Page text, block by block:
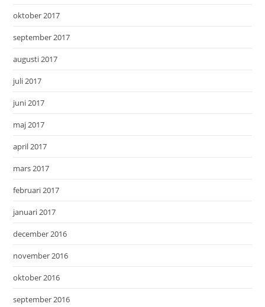
oktober 2017
september 2017
augusti 2017
juli 2017
juni 2017
maj 2017
april 2017
mars 2017
februari 2017
januari 2017
december 2016
november 2016
oktober 2016
september 2016